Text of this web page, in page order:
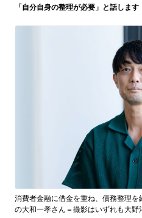
「自分自身の整理が必要」と話します
消費者金融に借金を重ね、債務整理
の大和一孝さん＝撮影はいずれも大野